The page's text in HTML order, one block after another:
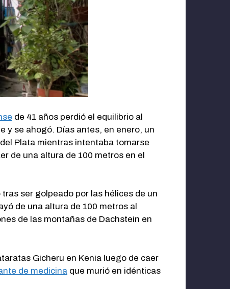
de 41 años perdió el equilibrio al
y se ahogó. Días antes, en enero, un
Plata mientras intentaba tomarse
de una altura de 100 metros en el
tras ser golpeado por las hélices de un
de una altura de 100 metros al
de las montañas de Dachstein en
Gicheru en Kenia luego de caer
de medicina que murió en idénticas